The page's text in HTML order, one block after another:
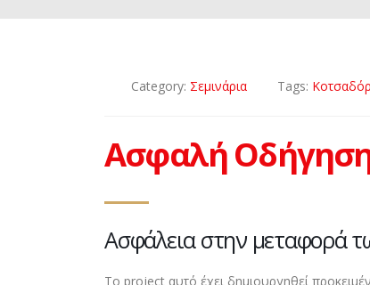
Category: Σεμινάρια Tags:
Ασφαλή
Ασφάλεια στην μεταφορά
Το project αυτό έχει δημιουργηθεί